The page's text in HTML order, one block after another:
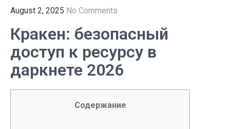
August 2, 2025 No Comments
Кракен: безопасный
доступ к ресурсу в
даркнете 2026
Содержание